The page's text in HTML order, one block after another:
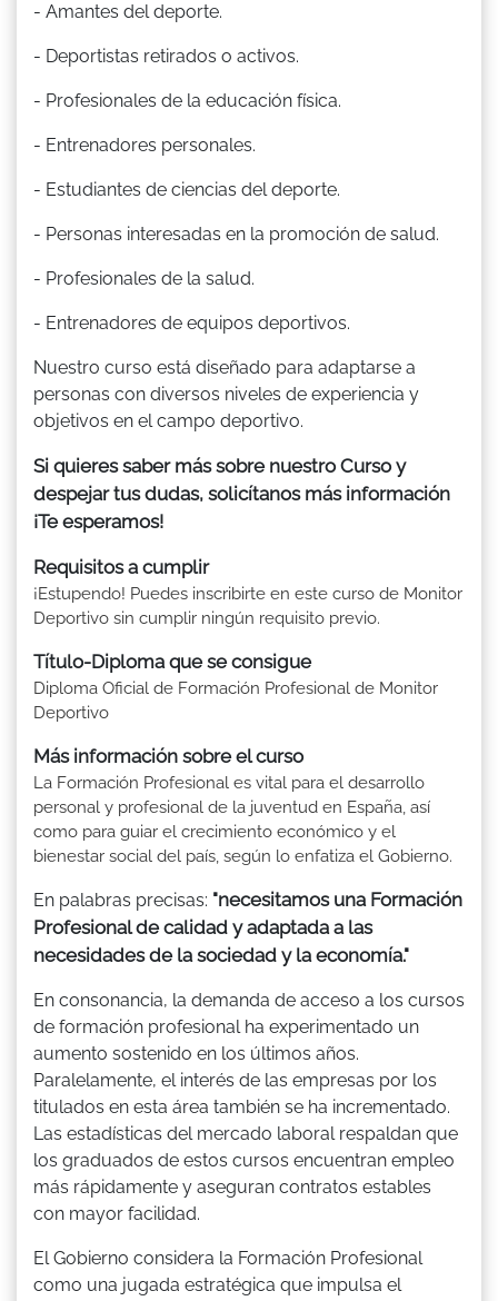
- Amantes del deporte.
- Deportistas retirados o activos.
- Profesionales de la educación física.
- Entrenadores personales.
- Estudiantes de ciencias del deporte.
- Personas interesadas en la promoción de salud.
- Profesionales de la salud.
- Entrenadores de equipos deportivos.
Nuestro curso está diseñado para adaptarse a
personas con diversos niveles de experiencia y
objetivos en el campo deportivo.
Si quieres saber más sobre nuestro Curso y
despejar tus dudas, solicítanos más información
¡Te esperamos!
Requisitos a cumplir
¡Estupendo! Puedes inscribirte en este curso de Monitor
Deportivo sin cumplir ningún requisito previo.
Título-Diploma que se consigue
Diploma Oficial de Formación Profesional de Monitor
Deportivo
Más información sobre el curso
La Formación Profesional es vital para el desarrollo
personal y profesional de la juventud en España, así
como para guiar el crecimiento económico y el
bienestar social del país, según lo enfatiza el Gobierno.
En palabras precisas: "necesitamos una Formación
Profesional de calidad y adaptada a las
necesidades de la sociedad y la economía."
En consonancia, la demanda de acceso a los cursos
de formación profesional ha experimentado un
aumento sostenido en los últimos años.
Paralelamente, el interés de las empresas por los
titulados en esta área también se ha incrementado.
Las estadísticas del mercado laboral respaldan que
los graduados de estos cursos encuentran empleo
más rápidamente y aseguran contratos estables
con mayor facilidad.
El Gobierno considera la Formación Profesional
como una jugada estratégica que impulsa el